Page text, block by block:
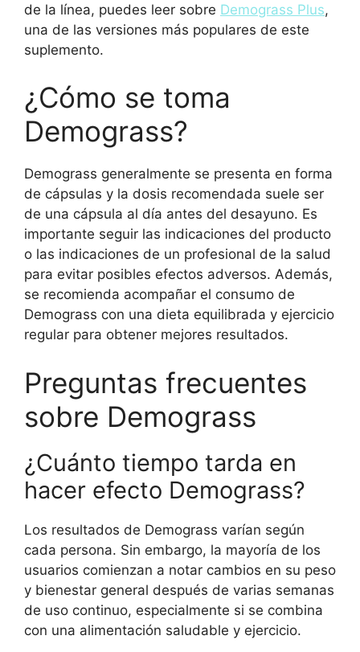
de la línea, puedes leer sobre Demograss Plus,
una de las versiones más populares de este
suplemento.
¿Cómo se toma
Demograss?
Demograss generalmente se presenta en forma
de cápsulas y la dosis recomendada suele ser
de una cápsula al día antes del desayuno. Es
importante seguir las indicaciones del producto
o las indicaciones de un profesional de la salud
para evitar posibles efectos adversos. Además,
se recomienda acompañar el consumo de
Demograss con una dieta equilibrada y ejercicio
regular para obtener mejores resultados.
Preguntas frecuentes
sobre Demograss
¿Cuánto tiempo tarda en
hacer efecto Demograss?
Los resultados de Demograss varían según
cada persona. Sin embargo, la mayoría de los
usuarios comienzan a notar cambios en su peso
y bienestar general después de varias semanas
de uso continuo, especialmente si se combina
con una alimentación saludable y ejercicio.